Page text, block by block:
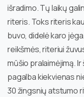
išradimo. Tų laikų
riteris. Toks riteris
buvo, didelė karo
reikšmės, riteriui
mūšio pralaimėjimą.
pagalba kiekvienas
30 žingsnių atstumo